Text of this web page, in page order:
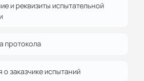
и реквизиты испытательной
протокола
заказчике испытаний